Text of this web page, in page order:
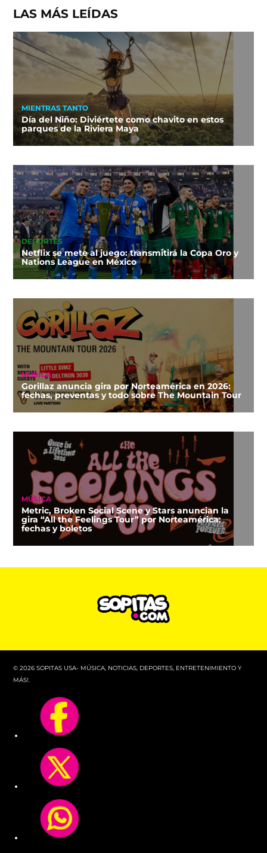
LAS MÁS LEÍDAS
MIENTRAS TANTO
Día del Niño: Diviértete como chavito en estos
parques de la Riviera Maya
DEPORTES
Netflix se mete al juego: transmitirá la Copa Oro y
Nations League en México
MÚSICA
Gorillaz anuncia gira por Norteamérica en 2026:
fechas, preventas y todo sobre The Mountain Tour
MÚSICA
Metric, Broken Social Scene y Stars anuncian la
gira “All the Feelings Tour” por Norteamérica:
fechas y boletos
© 2026 SOPITAS USA- MÚSICA, NOTICIAS, DEPORTES, ENTRETENIMIENTO Y
MÁS!.